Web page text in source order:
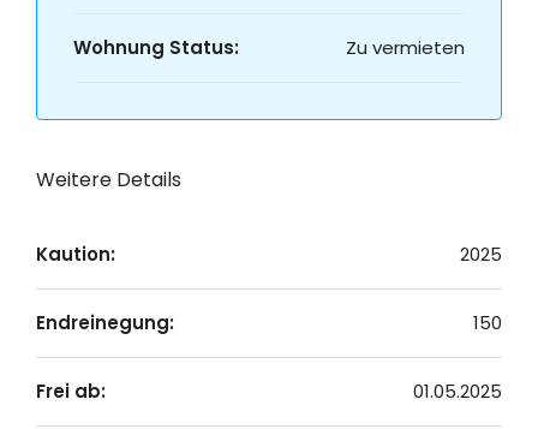
Wohnung Status: Zu vermieten
Weitere Details
Kaution: 2025
Endreinegung: 150
Frei ab: 01.05.2025